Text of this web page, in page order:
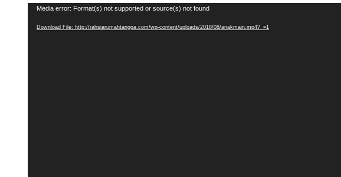
Video
Player
Media error: Format(s) not supported or source(s) not found
Download File: http://rahsiarumahtangga.com/wp-content/uploads/2018/08/anakmain.mp4?_=1